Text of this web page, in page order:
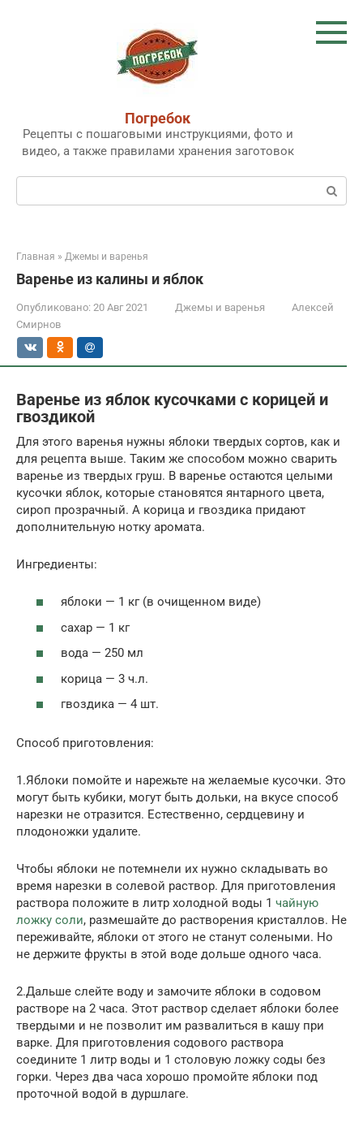
Погребок
Рецепты с пошаговыми инструкциями, фото и
видео, а также правилами хранения заготовок
Поиск:
Главная » Джемы и варенья
Варенье из калины и яблок
Опубликовано: 20 Авг 2021 Джемы и варенья
Алексей
Смирнов
Варенье из яблок кусочками с корицей и
гвоздикой
Для этого варенья нужны яблоки твердых сортов, как и
для рецепта выше. Таким же способом можно сварить
варенье из твердых груш. В варенье остаются целыми
кусочки яблок, которые становятся янтарного цвета,
сироп прозрачный. А корица и гвоздика придают
дополнительную нотку аромата.
Ингредиенты:
яблоки — 1 кг (в очищенном виде)
сахар — 1 кг
вода — 250 мл
корица — 3 ч.л.
гвоздика — 4 шт.
Способ приготовления:
1.Яблоки помойте и нарежьте на желаемые кусочки. Это
могут быть кубики, могут быть дольки, на вкусе способ
нарезки не отразится. Естественно, сердцевину и
плодоножки удалите.
Чтобы яблоки не потемнели их нужно складывать во
время нарезки в солевой раствор. Для приготовления
раствора положите в литр холодной воды 1 чайную
ложку соли, размешайте до растворения кристаллов. Не
переживайте, яблоки от этого не станут солеными. Но
не держите фрукты в этой воде дольше одного часа.
2.Дальше слейте воду и замочите яблоки в содовом
растворе на 2 часа. Этот раствор сделает яблоки более
твердыми и не позволит им развалиться в кашу при
варке. Для приготовления содового раствора
соедините 1 литр воды и 1 столовую ложку соды без
горки. Через два часа хорошо промойте яблоки под
проточной водой в дуршлаге.